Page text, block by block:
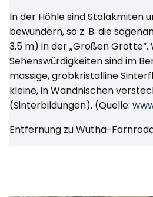
In der Höhle sind Stalakmiten
bewundern, so z. B. die
3,5 m) in der „Großen Grotte“.
Sehenswürdigkeiten sind im
massige, grobkristalline
kleine, in Wandnischen
(Sinterbildungen). (Quelle:
Entfernung zu Wutha-